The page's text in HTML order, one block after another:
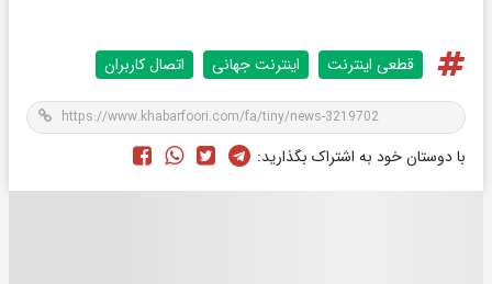
قطعی اینترنت اینترنت جهانی اتصال کاربران
با دوستان خود به اشتراک بگذارید: